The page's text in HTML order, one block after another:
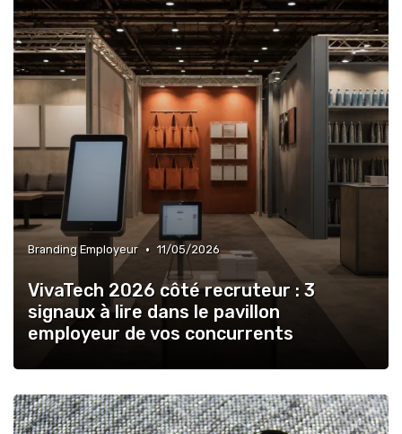
Branding Employeur • 11/05/2026
VivaTech 2026 côté recruteur : 3
signaux à lire dans le pavillon
employeur de vos concurrents